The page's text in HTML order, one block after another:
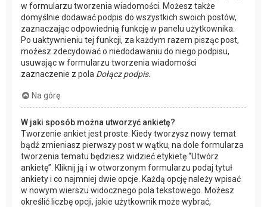
w formularzu tworzenia wiadomości. Możesz także
domyślnie dodawać podpis do wszystkich swoich postów,
zaznaczając odpowiednią funkcję w panelu użytkownika.
Po uaktywnieniu tej funkcji, za każdym razem pisząc post,
możesz zdecydować o niedodawaniu do niego podpisu,
usuwając w formularzu tworzenia wiadomości
zaznaczenie z pola Dołącz podpis.
Na górę
W jaki sposób można utworzyć ankietę?
Tworzenie ankiet jest proste. Kiedy tworzysz nowy temat
bądź zmieniasz pierwszy post w wątku, na dole formularza
tworzenia tematu będziesz widzieć etykietę “Utwórz
ankietę”. Kliknij ją i w otworzonym formularzu podaj tytuł
ankiety i co najmniej dwie opcje. Każdą opcję należy wpisać
w nowym wierszu widocznego pola tekstowego. Możesz
określić liczbę opcji, jakie użytkownik może wybrać,